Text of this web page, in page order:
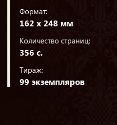
Формат:
162 х 248 мм
Количество страниц:
356 с.
Тираж:
99 экземпляров